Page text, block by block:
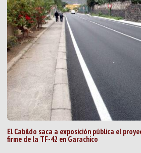
El Cabildo saca a exposición pública el
firme de la TF-42 en Garachico